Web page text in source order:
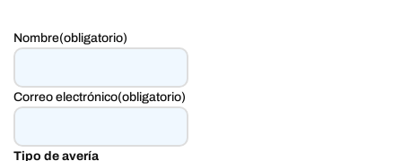
Nombre(obligatorio)
Correo electrónico(obligatorio)
Tipo de avería